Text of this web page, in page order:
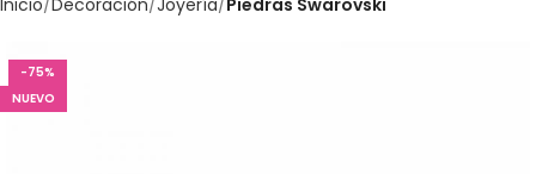
Inicio Decoración Joyería Piedras Swarovski
-75%
NUEVO